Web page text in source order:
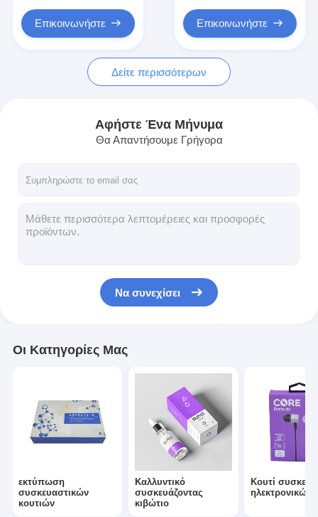
εκτύπωση συσκευαστικών κουτιών
Καλλυντικό συσκευάζοντας κιβώτιο
τσάντες δώρων εγγράφου
Άκαμπτο κιβώτιο δώρων
Πίνακα απεικόνισης μετρητή
Ετικέτα αυτοκόλλησης
Προσαρμοσμένο κόκκινο πακέτο
Επικοινωνήστε Επικοινωνήστε
Δείτε περισσότερων
Αφήστε Ένα Μήνυμα
Θα Απαντήσουμε Γρήγορα
Να συνεχίσει
Οι Κατηγορίες Μας
εκτύπωση
συσκευαστικών
κουτιών
Καλλυντικό
συσκευάζοντας
κιβώτιο
Κουτί
ηλεκτρονικών